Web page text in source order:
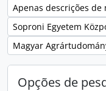
Remover filtro:
Apenas descrições
Remover filtro:
Soproni Egyetem
Remover filtro:
Magyar
Opções de